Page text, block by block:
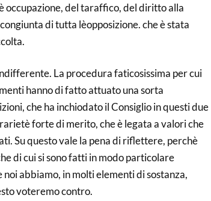
occupazione, del taraffico, del diritto alla
di tutta lèopposizione. che è stata
La procedura faticosissima per cui
hanno di fatto attuato una sorta
che ha inchiodato il Consiglio in questi due
forte di merito, che è legata a valori che
Su questo vale la pena di riflettere, perchè
di cui si sono fatti in modo particolare
abbiamo, in molti elementi di sostanza,
voteremo contro.